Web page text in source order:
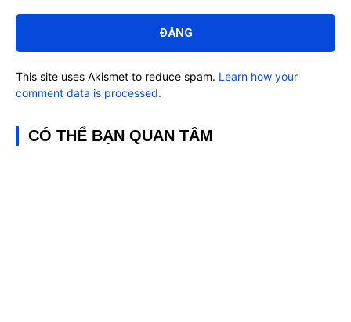
luận:
This site uses Akismet to reduce spam. Learn how your
comment data is processed.
CÓ THỂ BẠN QUAN TÂM